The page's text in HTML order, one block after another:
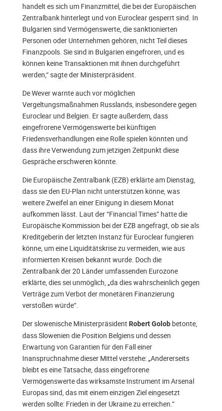
handelt es sich um Finanzmittel, die bei der Europäischen
Zentralbank hinterlegt und von Euroclear gesperrt sind. In
Bulgarien sind Vermögenswerte, die sanktionierten
Personen oder Unternehmen gehören, nicht Teil dieses
Finanzpools. Sie sind in Bulgarien eingefroren, und es
können keine Transaktionen mit ihnen durchgeführt
werden,“ sagte der Ministerpräsident.
De Wever warnte auch vor möglichen
Vergeltungsmaßnahmen Russlands, insbesondere gegen
Euroclear und Belgien. Er sagte außerdem, dass
eingefrorene Vermögenswerte bei künftigen
Friedensverhandlungen eine Rolle spielen könnten und
dass ihre Verwendung zum jetzigen Zeitpunkt diese
Gespräche erschweren könnte.
Die Europäische Zentralbank (EZB) erklärte am Dienstag,
dass sie den EU-Plan nicht unterstützen könne, was
weitere Zweifel an einer Einigung in diesem Monat
aufkommen lässt. Laut der “Financial Times” hatte die
Europäische Kommission bei der EZB angefragt, ob sie als
Kreditgeberin der letzten Instanz für Euroclear fungieren
könne, um eine Liquiditätskrise zu vermeiden, wie aus
informierten Kreisen bekannt wurde. Doch die
Zentralbank der 20 Länder umfassenden Eurozone
erklärte, dies sei unmöglich, „da dies wahrscheinlich gegen
Verträge zum Verbot der monetären Finanzierung
verstoßen würde“.
Der slowenische Ministerpräsident Robert Golob betonte,
dass Slowenien die Position Belgiens und dessen
Erwartung von Garantien für den Fall einer
Inanspruchnahme dieser Mittel verstehe: „Andererseits
bleibt es eine Tatsache, dass eingefrorene
Vermögenswerte das wirksamste Instrument im Arsenal
Europas sind, das mit einem einzigen Ziel eingesetzt
werden sollte: Frieden in der Ukraine zu erreichen.”